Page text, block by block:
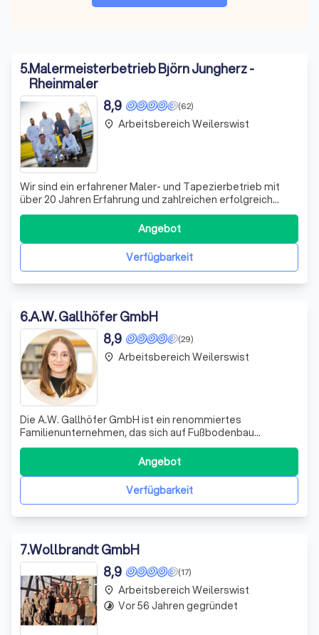
5.Malermeisterbetrieb Björn Jungherz -
Rheinmaler
(62)
8,9
Wir sind ein erfahrener Maler- und Tapezierbetrieb mit
über 20 Jahren Erfahrung und zahlreichen erfolgreich
umgesetzten Projekten. Unsere täglichen Geschäfte
umfassen Malerarbeiten im Innen- und Außenbereich,
Renovierung oder Sanierung, Verlegung von
Bodenbelägen sowie Fliesenarbeiten. Wir haben uns
Verfügbarkeit
Angebot
place Arbeitsbereich Weilerswist
6.A.W. Gallhöfer GmbH
(29)
8,9
Die A.W. Gallhöfer GmbH ist ein renommiertes
Familienunternehmen, das sich auf Fußbodenbau
spezialisiert hat. Mit über 120 Jahren Erfahrung und fünf
Generationen an der Spitze, haben wir uns auf die
Bereitstellung von qualitativ hochwertigen und individuell
angepassten Fußbodenlösungen konzentriert.
Verfügbarkeit
Angebot
place Arbeitsbereich Weilerswist
7.Wollbrandt GmbH
(17)
8,9
place Arbeitsbereich Weilerswist
timelapse Vor 56 Jahren gegründet